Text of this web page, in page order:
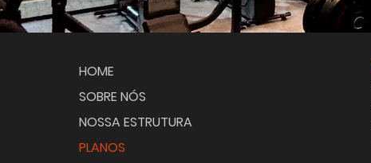
HOME
SOBRE NÓS
NOSSA ESTRUTURA
PLANOS